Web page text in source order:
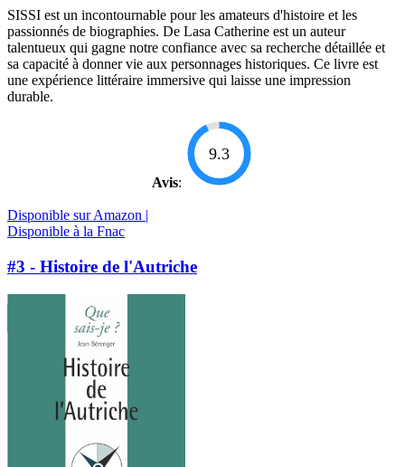
SISSI est un incontournable pour les amateurs d'histoire et les
passionnés de biographies. De Lasa Catherine est un auteur
talentueux qui gagne notre confiance avec sa recherche détaillée et
sa capacité à donner vie aux personnages historiques. Ce livre est
une expérience littéraire immersive qui laisse une impression
durable.
Avis:
9.3
Disponible sur Amazon |
Disponible à la Fnac
#3 - Histoire de l'Autriche